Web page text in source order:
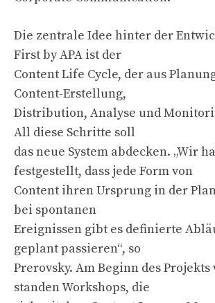
Die zentrale Idee hinter der
First by APA ist der
Content Life Cycle, der aus
Content-Erstellung,
Distribution, Analyse und
All diese Schritte soll
das neue System abdecken. „Wir
festgestellt, dass jede Form von
Content ihren Ursprung in der
bei spontanen
Ereignissen gibt es definierte
geplant passieren“, so
Prerovsky. Am Beginn des
standen Workshops, die